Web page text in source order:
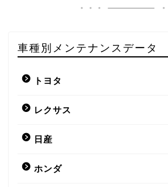
車種別メンテナンスデータ
トヨタ
レクサス
日産
ホンダ